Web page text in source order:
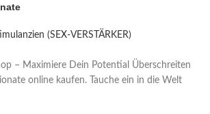
(SEX-VERSTÄRKER)
– Maximiere Dein Potential Überschreiten
online kaufen. Tauche ein in die Welt